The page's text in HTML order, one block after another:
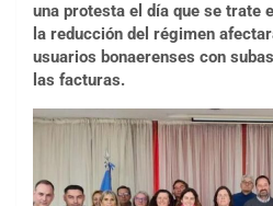
una protesta el día que se trate
la reducción del régimen
usuarios bonaerenses con
las facturas.